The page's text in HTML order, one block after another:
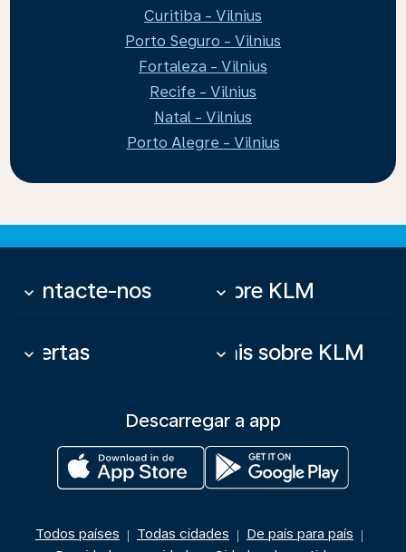
Curitiba - Vilnius
Porto Seguro - Vilnius
Fortaleza - Vilnius
Recife - Vilnius
Natal - Vilnius
Porto Alegre - Vilnius
Contacte-nos
keyboard_arrow_down Sobre KLM
keyboard_arrow_down
Ofertas
keyboard_arrow_down Mais sobre KLM
keyboard_arrow_down
Descarregar a app
Todos países | Todas cidades | De país para país |